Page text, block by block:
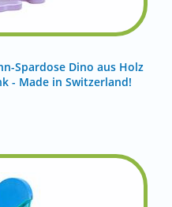
Spardose Dino aus Holz
- Made in Switzerland!